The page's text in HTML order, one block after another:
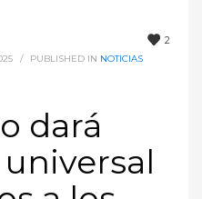
2
/ PUBLISHED IN NOTICIAS
dará